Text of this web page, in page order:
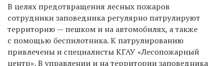
В целях предотвращения лесных пожаров
сотрудники заповедника регулярно патрулируют
территорию — пешком и на автомобилях, а также
с помощью беспилотника. К патрулированию
привлечены и специалисты КГАУ «Лесопожарный
центр». В управлении и на территории заповедника